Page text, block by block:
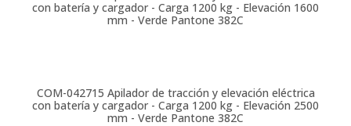
con batería y cargador - Carga 1200 kg - Elevación 1600
mm - Verde Pantone 382C
COM-042715 Apilador de tracción y elevación eléctrica
con batería y cargador - Carga 1200 kg - Elevación 2500
mm - Verde Pantone 382C